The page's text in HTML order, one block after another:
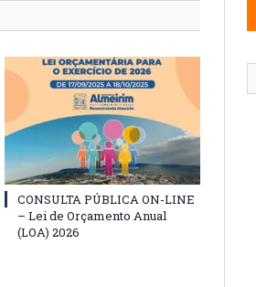
CONSULTA PÚBLICA ON-LINE
– Lei de Orçamento Anual
(LOA) 2026